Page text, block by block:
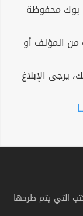
بوك محفوظة
المؤلف أو
يرجى الإبلاغ
التي يتم طرحها